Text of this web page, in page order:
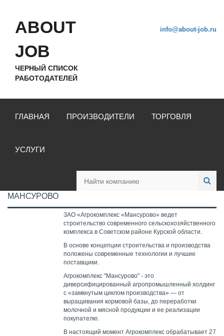
ABOUT
JOB
ЧЕРНЫЙ СПИСОК
РАБОТОДАТЕЛЕЙ
info@about-job.ru
ГЛАВНАЯ ПРОИЗВОДИТЕЛИ ТОРГОВЛЯ
УСЛУГИ
МАНСУРОВО
ЗАО «Агрокомплекс «Мансурово» ведет
строительство современного сельскохозяйственного
комплекса в Советском районе Курской области.
В основе концепции строительства и производства
положены современные технологии и лучшие
поставщики.
Агрокомплекс "Мансурово" - это
диверсифицированный агропромышленный холдинг
с «замкнутым циклом производства» — от
выращивания кормовой базы, до переработки
молочной и мясной продукции и ее реализации
покупателю.
В настоящий момент Агрокомплекс обрабатывает 27